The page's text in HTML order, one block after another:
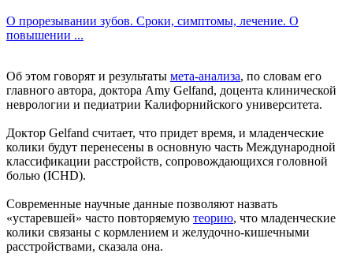
О прорезывании зубов. Сроки, симптомы, лечение. О
повышении ...
Об этом говорят и результаты мета-анализа, по словам его
главного автора, доктора Amy Gelfand, доцента клинической
неврологии и педиатрии Калифорнийского университета.
Доктор Gelfand считает, что придет время, и младенческие
колики будут перенесены в основную часть Международной
классификации расстройств, сопровождающихся головной
болью (ICHD).
Современные научные данные позволяют назвать
«устаревшей» часто повторяемую теорию, что младенческие
колики связаны с кормлением и желудочно-кишечными
расстройствами, сказала она.